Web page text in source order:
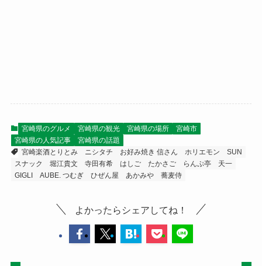
宮崎県のグルメ 宮崎県の観光 宮崎県の場所
宮崎市
宮崎県の人気記事
宮崎県の話題
宮崎楽酒とりとみ
ニシタチ お好み焼き 信さん ホリエモン
SUN
スナック
堀江貴文 寺田有希 はしご たかさご らんぷ亭
天一
GIGLI
AUBE. つむぎ ひぜん屋 あかみや 蕎麦侍
よかったらシェアしてね！